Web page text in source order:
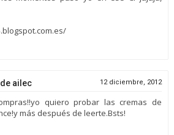
ailec 12 diciembre, 2012
quiero probar las cremas de
más después de leerte.Bsts!